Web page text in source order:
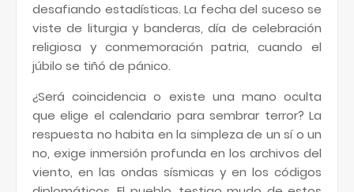
desafiando estadísticas. La fecha del suceso se
viste de liturgia y banderas, día de celebración
religiosa y conmemoración patria, cuando el
júbilo se tiñó de pánico.
¿Será coincidencia o existe una mano oculta
que elige el calendario para sembrar terror? La
respuesta no habita en la simpleza de un sí o un
no, exige inmersión profunda en los archivos del
viento, en las ondas sísmicas y en los códigos